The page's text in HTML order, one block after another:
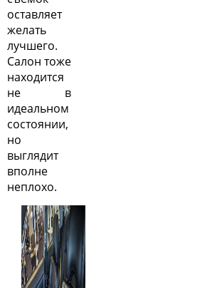
оставляет
желать
лучшего.
Салон тоже
находится
не в
идеальном
состоянии,
но
выглядит
вполне
неплохо.